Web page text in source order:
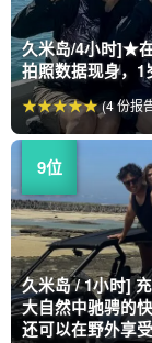
久米岛/4小时]★
拍照数据现身，
(4 份报
久米岛 / 1小时]
大自然中驰骋的
还可以在野外享